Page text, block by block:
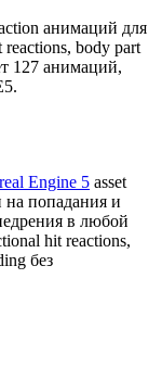
анимаций для
body part
127 анимаций,
Engine 5 asset
попадания и
в любой
hit reactions,
без